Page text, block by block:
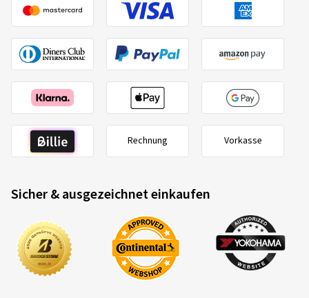
Rechnung Vorkasse
Sicher & ausgezeichnet einkaufen